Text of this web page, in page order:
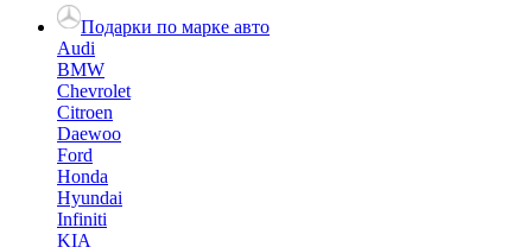
Подарки по марке авто
Audi
BMW
Chevrolet
Citroen
Daewoo
Ford
Honda
Hyundai
Infiniti
KIA